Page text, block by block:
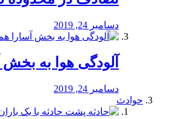
دسامبر 24, 2019
آلودگی هوا به
دسامبر 24, 2019
حوادث